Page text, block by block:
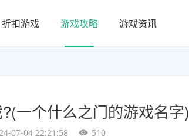
折扣游戏 游戏攻略 游戏资讯
一个什么之门的游戏名字)
07-04 22:21:58 510